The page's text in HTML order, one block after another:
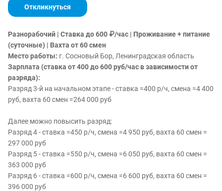
Откликнуться
Разнорабочий | Ставка до 600 ₽/час | Проживание + питание
(суточные) | Вахта от 60 смен
Место работы: г. Сосновый Бор, Ленинградская область
Зарплата (ставка от 400 до 600 руб/час в зависимости от
разряда):
Разряд 3-й на начальном этапе - ставка =400 р/ч, смена =4 400
руб, вахта 60 смен =264 000 руб
Далее можно повысить разряд:
Разряд 4 - ставка =450 р/ч, смена =4 950 руб, вахта 60 смен =
297 000 руб
Разряд 5 - ставка =550 р/ч, смена =6 050 руб, вахта 60 смен =
363 000 руб
Разряд 6 - ставка =600 р/ч, смена =6 600 руб, вахта 60 смен =
396 000 руб